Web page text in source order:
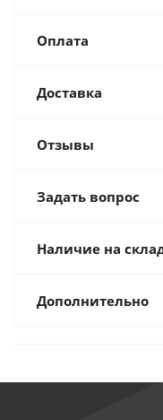
Оплата
Доставка
Отзывы
Задать вопрос
Наличие на
Дополнительно